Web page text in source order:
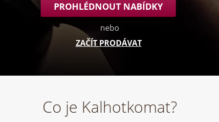
PROHLÉDNOUT NABÍDKY
nebo
ZAČÍT PRODÁVAT
Co je Kalhotkomat?